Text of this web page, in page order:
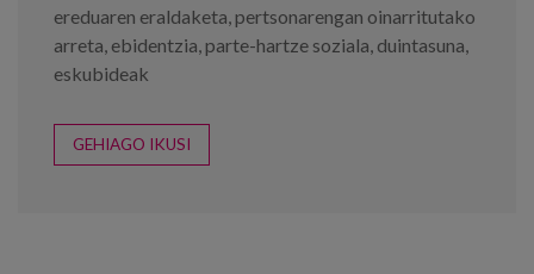
ereduaren eraldaketa pertsonarengan oinarritutako
arreta ebidentzia parte-hartze soziala duintasuna
eskubideak
GEHIAGO IKUSI